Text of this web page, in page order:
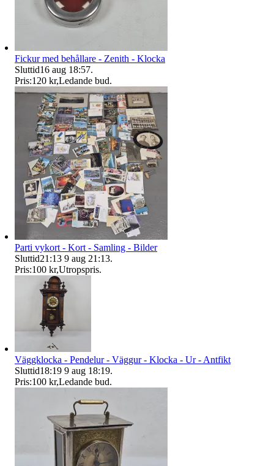
Fickur med behållare - Zenith - Klocka
Sluttid16 aug 18:57.
Pris:120 kr,Ledande bud.
Parti vykort - Kort - Samling - Bilder
Sluttid21:13 9 aug 21:13.
Pris:100 kr,Utropspris.
Väggklocka - Pendelur - Väggur - Klocka - Ur - Antfikt
Sluttid18:19 9 aug 18:19.
Pris:100 kr,Ledande bud.